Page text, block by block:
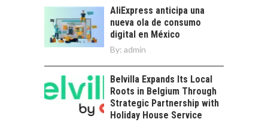
AliExpress anticipa una
nueva ola de consumo
digital en México
By: admin
Belvilla Expands Its Local
Roots in Belgium Through
Strategic Partnership with
Holiday House Service